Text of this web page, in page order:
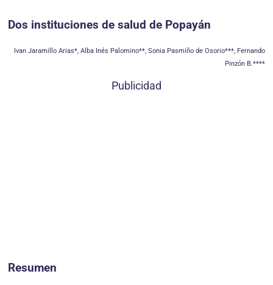
Dos instituciones de salud de Popayán
Ivan Jaramillo Arias*, Alba Inés Palomino**, Sonia Pasmiño de Osorio***, Fernando
Pinzón B.****
Publicidad
Resumen